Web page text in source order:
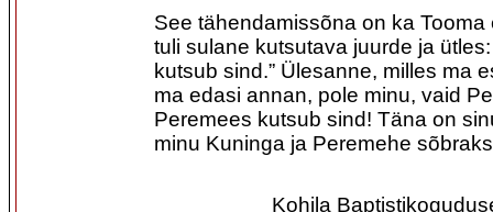
See tähendamissõna on ka
tuli sulane kutsutava juurde ja
kutsub sind.” Ülesanne, milles ma
ma edasi annan, pole minu, vaid
Peremees kutsub sind! Täna on
minu Kuninga ja Peremehe
Kohila